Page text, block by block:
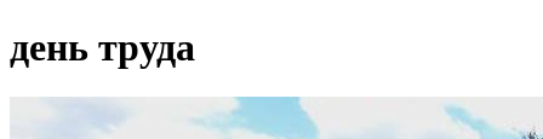
день труда